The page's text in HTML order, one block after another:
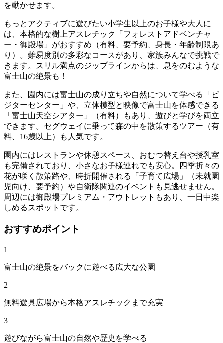
を動かせます。
もっとアクティブに遊びたい小学生以上のお子様や大人に
は、本格的な樹上アスレチック「フォレストアドベンチャ
ー・御殿場」がおすすめ（有料、要予約、身長・年齢制限あ
り）。難易度別の多彩なコースがあり、家族みんなで挑戦で
きます。スリル満点のジップラインからは、息をのむような
富士山の絶景も！
また、園内には富士山の成り立ちや自然について学べる「ビ
ジターセンター」や、立体模型と映像で富士山を体感できる
「富士山天空シアター」（有料）もあり、遊びと学びを両立
できます。セグウェイに乗って森の中を散策するツアー（有
料、16歳以上）も人気です。
園内にはレストランや休憩スペース、おむつ替え台や授乳室
も完備されており、小さなお子様連れでも安心。四季折々の
花が咲く散策路や、時折開催される「子育て広場」（未就園
児向け、要予約）や自衛隊関連のイベントも見逃せません。
周辺には御殿場プレミアム・アウトレットもあり、一日中楽
しめるスポットです。
おすすめポイント
1
富士山の絶景をバックに遊べる広大な公園
2
無料遊具広場から本格アスレチックまで充実
3
遊びながら富士山の自然や歴史を学べる